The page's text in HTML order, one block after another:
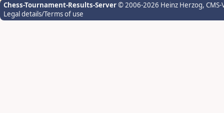
Chess-Tournament-Results-Server© 2006-2026 Heinz Herzog,
Legal details/Terms of use